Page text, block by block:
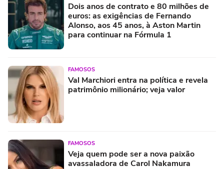
Dois anos de contrato e 80 milhões de
euros: as exigências de Fernando
Alonso, aos 45 anos, à Aston Martin
para continuar na Fórmula 1
FAMOSOS
Val Marchiori entra na política e revela
patrimônio milionário; veja valor
FAMOSOS
Veja quem pode ser a nova paixão
avassaladora de Carol Nakamura